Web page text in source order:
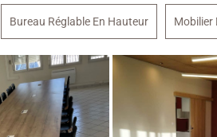
Bureau Réglable En Hauteur Mobilier